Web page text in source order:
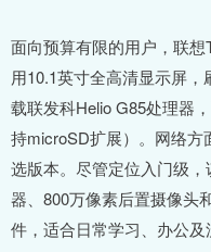
面向预算有限的用户，联
用10.1英寸全高清显示屏
载联发科Helio G85处理器
持microSD扩展）。网络方
选版本。尽管定位入门级
器、800万像素后置摄像头
件，适合日常学习、办公及